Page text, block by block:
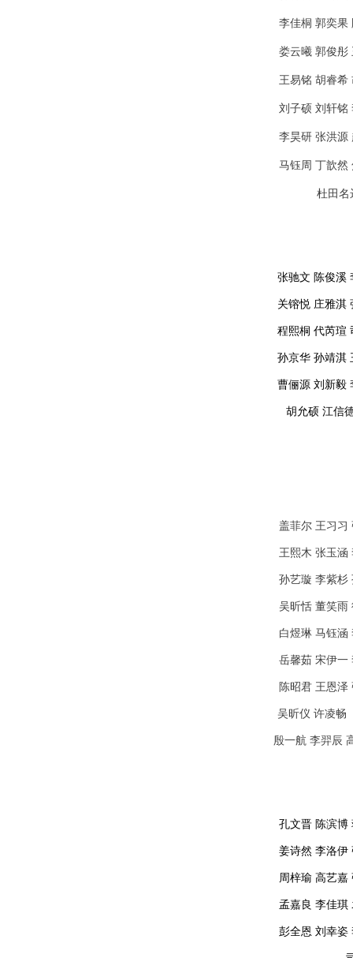
李佳桐 郭奕
娄云曦 郭俊彤
王易铭 胡睿希
刘子硕 刘轩铭
李昊研 张洪
马钰周 丁歆然
杜田名
张驰文 陈俊溪
关镕悦 庄雅淇
程熙桐 代芮瑄
孙京华 孙靖淇
曹俪源 刘新毅
胡允硕 江信
盖菲尔 王习习
王熙木 张玉涵
孙艺璇 李紫
吴昕恬 董笑雨
白煜琳 马钰涵
岳馨茹 宋伊一
陈昭君 王恩泽
吴昕仪 许凌
殷一航 李羿辰
孔文晋 陈滨博
姜诗然 李洛伊
周梓瑜 高艺嘉
孟嘉良 李佳琪
彭全恩 刘幸